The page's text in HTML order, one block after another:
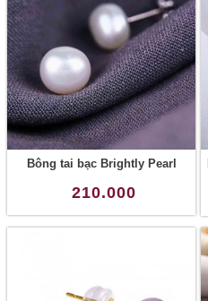
Bông tai bạc Brightly Pearl
210.000